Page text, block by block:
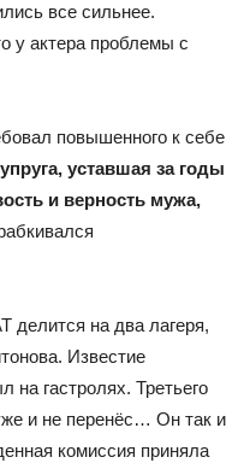
все сильнее.
у актера проблемы с
повышенного к себе
уставшая за годы
и верность мужа,
на два лагеря,
Известие
на гастролях. Третьего
и не перенёс… Он так и
комиссия приняла